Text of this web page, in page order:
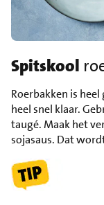
Spitskool
Roerbakken is
heel snel klaar.
taugé. Maak het
sojasaus. Dat